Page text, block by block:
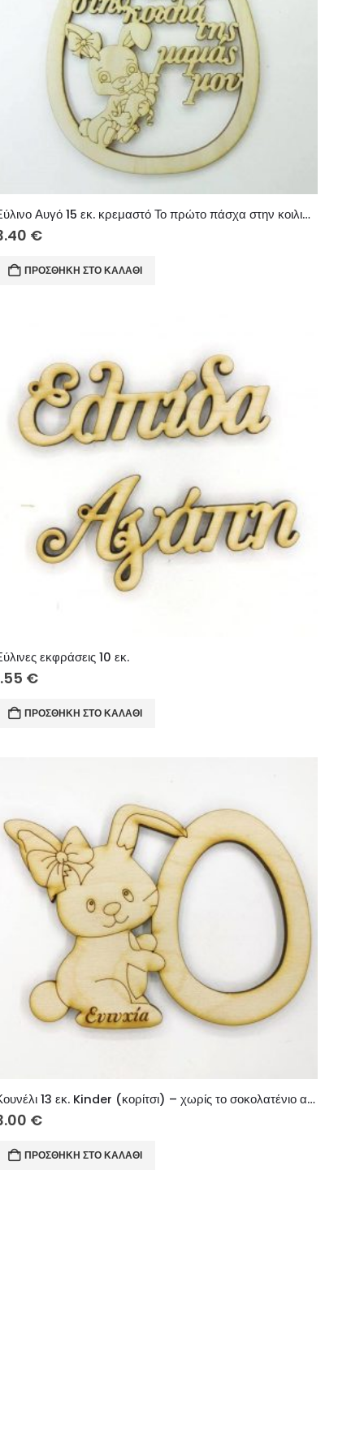
Ξύλινο Αυγό 15 εκ. κρεμαστό Το πρώτο πάσχα στην κοιλιά της μαμάς μου (κορίτσι)
€
ΠΡΟΣΘΉΚΗ ΣΤΟ ΚΑΛΆΘΙ
εκφράσεις 10 εκ.
€
ΠΡΟΣΘΉΚΗ ΣΤΟ ΚΑΛΆΘΙ
Κουνέλι 13 εκ. Kinder (κορίτσι) – χωρίς το σοκολατένιο αυγό
€
ΠΡΟΣΘΉΚΗ ΣΤΟ ΚΑΛΆΘΙ